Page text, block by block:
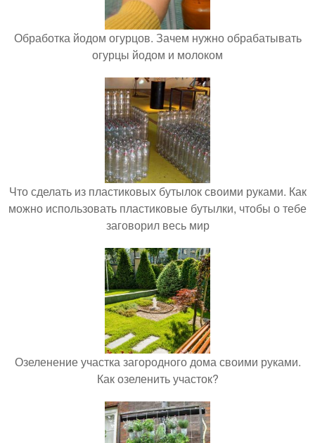
Обработка йодом огурцов. Зачем нужно обрабатывать
огурцы йодом и молоком
Что сделать из пластиковых бутылок своими руками. Как
можно использовать пластиковые бутылки, чтобы о тебе
заговорил весь мир
Озеленение участка загородного дома своими руками.
Как озеленить участок?